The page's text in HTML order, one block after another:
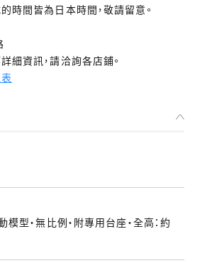
時間皆為日本時間，敬請留意。
細資訊，請洽詢各店鋪。
型・無比例・附專用台座・全高：約